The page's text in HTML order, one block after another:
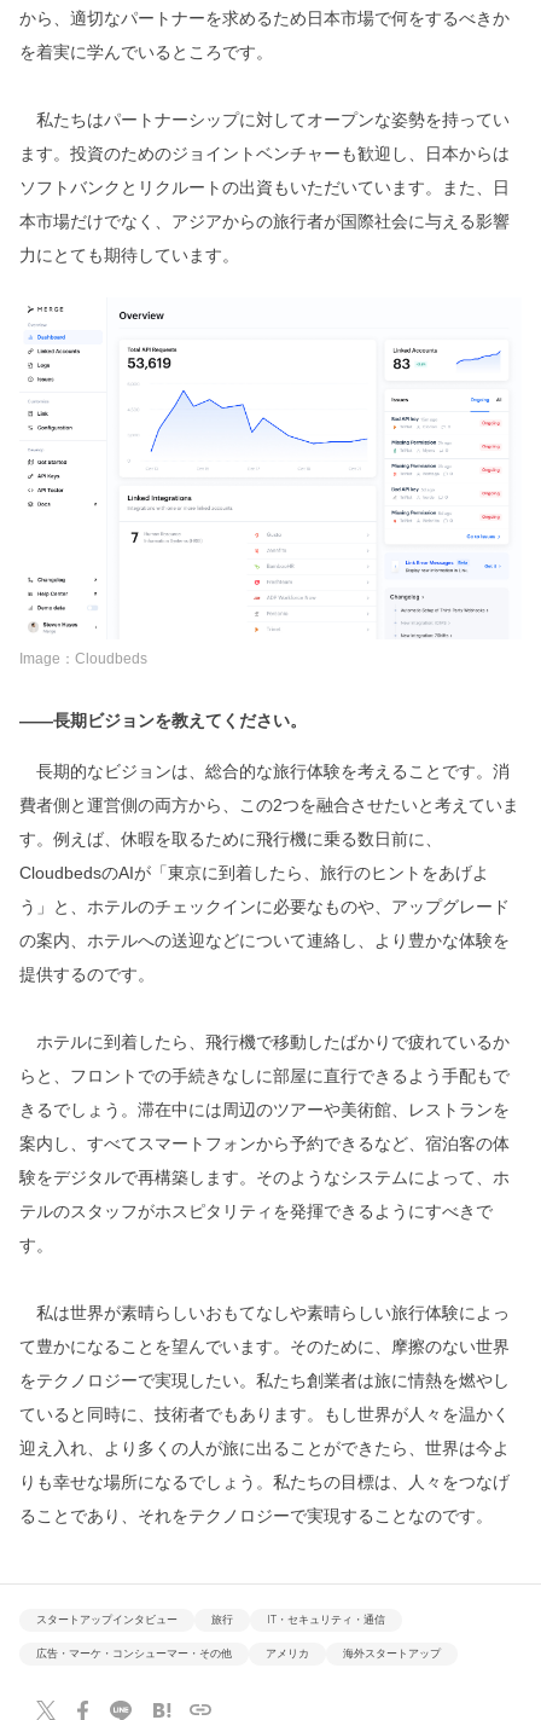
から、適切なパートナーを求めるため日本市場で何をするべきか
を着実に学んでいるところです。
私たちはパートナーシップに対してオープンな姿勢を持ってい
ます。投資のためのジョイントベンチャーも歓迎し、日本からは
ソフトバンクとリクルートの出資もいただいています。また、日
本市場だけでなく、アジアからの旅行者が国際社会に与える影響
力にとても期待しています。
Image：Cloudbeds
――長期ビジョンを教えてください。
長期的なビジョンは、総合的な旅行体験を考えることです。消
費者側と運営側の両方から、この2つを融合させたいと考えていま
す。例えば、休暇を取るために飛行機に乗る数日前に、
CloudbedsのAIが「東京に到着したら、旅行のヒントをあげよ
う」と、ホテルのチェックインに必要なものや、アップグレード
の案内、ホテルへの送迎などについて連絡し、より豊かな体験を
提供するのです。
ホテルに到着したら、飛行機で移動したばかりで疲れているか
らと、フロントでの手続きなしに部屋に直行できるよう手配もで
きるでしょう。滞在中には周辺のツアーや美術館、レストランを
案内し、すべてスマートフォンから予約できるなど、宿泊客の体
験をデジタルで再構築します。そのようなシステムによって、ホ
テルのスタッフがホスピタリティを発揮できるようにすべきで
す。
私は世界が素晴らしいおもてなしや素晴らしい旅行体験によっ
て豊かになることを望んでいます。そのために、摩擦のない世界
をテクノロジーで実現したい。私たち創業者は旅に情熱を燃やし
ていると同時に、技術者でもあります。もし世界が人々を温かく
迎え入れ、より多くの人が旅に出ることができたら、世界は今よ
りも幸せな場所になるでしょう。私たちの目標は、人々をつなげ
ることであり、それをテクノロジーで実現することなのです。
スタートアップインタビュー 旅行 IT・セキュリティ・通信
広告・マーケ・コンシューマー・その他 アメリカ 海外スタートアップ